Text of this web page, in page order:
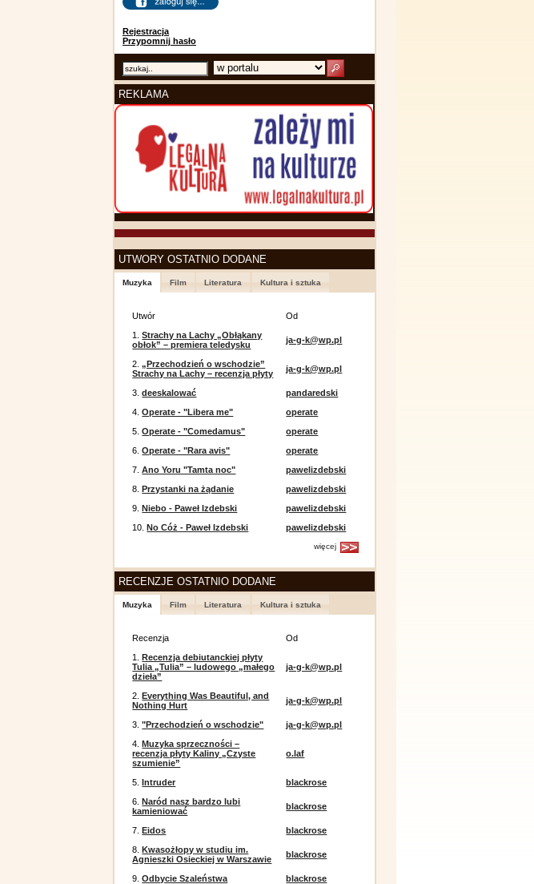
Rejestracja
Przypomnij hasło
REKLAMA
UTWORY OSTATNIO DODANE
Muzyka Film Literatura Kultura i sztuka
Utwór
Od
1.Strachy na Lachy „Obłąkany
obłok” – premiera teledysku
ja-g-k@wp.pl
2.„Przechodzień o wschodzie”
Strachy na Lachy – recenzja płyty
ja-g-k@wp.pl
3.deeskalować
pandaredski
4.Operate - "Libera me"
operate
5.Operate - "Comedamus"
operate
6.Operate - "Rara avis"
operate
7.Ano Yoru "Tamta noc"
pawelizdebski
8.Przystanki na żądanie
pawelizdebski
9.Niebo - Paweł Izdebski
pawelizdebski
10.No Cóż - Paweł Izdebski pawelizdebski
więcej
RECENZJE OSTATNIO DODANE
Muzyka Film Literatura Kultura i sztuka
Recenzja
Od
1.Recenzja debiutanckiej płyty
Tulia „Tulia” – ludowego „małego
dzieła”
ja-g-k@wp.pl
2.Everything Was Beautiful, and
Nothing Hurt
ja-g-k@wp.pl
3."Przechodzień o wschodzie"
ja-g-k@wp.pl
4.Muzyka sprzeczności –
recenzja płyty Kaliny „Czyste
szumienie”
o.laf
5.Intruder
blackrose
6.Naród nasz bardzo lubi
kamieniować
blackrose
7.Eidos
blackrose
8.Kwasożłopy w studiu im.
Agnieszki Osieckiej w Warszawie
blackrose
9.Odbycie Szaleństwa
blackrose